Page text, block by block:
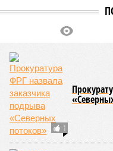
Александр Ильтяков, депутат
Духанин/Коммерсантъ)
Женщины не являются
тезисом выступил
Курганскую область
просто: мол, Бог создал
потому, выходит, они
мужчин.
Слова Ильтякова
Патриархии прямо дали
религию к своим